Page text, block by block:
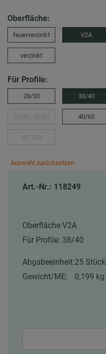
Oberfläche:
feuerverzinkt V2A
verzinkt
Für Profile:
28/30 38/40
40/60
Auswahl zurücksetzen
Art.-Nr.: 118249
Oberfläche:V2A
Für Profile: 38/40
Abgabeeinheit:25 Stück
Gewicht/ME:
0,199 kg